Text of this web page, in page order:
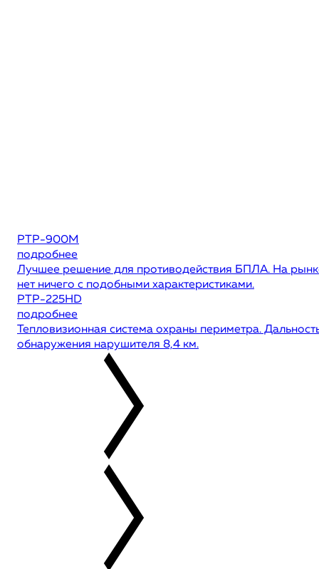
РТР-900М
подробнее
Лучшее решение для противодействия БПЛА. На
нет ничего с подобными характеристиками.
РТР-225HD
подробнее
Тепловизионная система охраны периметра.
обнаружения нарушителя 8,4 км.